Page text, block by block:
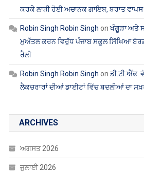
ਕਰਕੇ ਲਾੜੀ ਹੋਈ ਅਚਾਨਕ ਗਾਇਬ, ਬਰਾਤ ਵਾਪਸ
Robin Singh Robin Singh onਖੰਗੂੜਾ ਅਤੇ
ਮੁਅੱਤਲ ਕਰਨ ਵਿਰੁੱਧ ਪੰਜਾਬ ਸਕੂਲ ਸਿੱਖਿਆ
ਰੈਲੀ
Robin Singh Robin Singh onਡੀ.ਟੀ.ਐੱਫ.
ਲੈਕਚਰਾਰਾਂ ਦੀਆਂ ਡਾਈਟਾਂ ਵਿੱਚ ਬਦਲੀਆਂ ਦਾ
ARCHIVES
ਅਗਸਤ 2026
ਜੁਲਾਈ 2026